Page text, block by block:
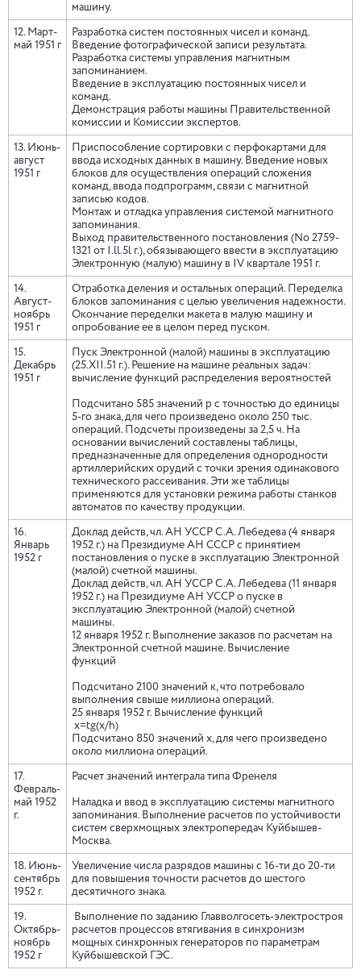
машину.
12. Март-
май 1951 г
Разработка систем постоянных чисел и команд.
Введение фотографической записи результата.
Разработка системы управления магнитным
запоминанием.
Введение в эксплуатацию постоянных чисел и
команд.
Демонстрация работы машины Правительственной
комиссии и Комиссии экспертов.
13. Июнь-
август
1951 г
Приспособление сортировки с перфокартами для
ввода исходных данных в машину. Введение новых
блоков для осуществления операций сложения
команд, ввода подпрограмм, связи с магнитной
записью кодов.
Монтаж и отладка управления системой магнитного
запоминания.
Выход правительственного постановления (No 2759-
1321 от I.ll.5l г.), обязывающего ввести в эксплуатацию
Электронную (малую) машину в IV квартале 1951 г.
14.
Август-
ноябрь
1951 г
Отработка деления и остальных операций. Переделка
блоков запоминания с целью увеличения надежности.
Окончание переделки макета в малую машину и
опробование ее в целом перед пуском.
15.
Декабрь
1951 г
Пуск Электронной (малой) машины в эксплуатацию
(25.XII.51 г.). Решение на машине реальных задач:
вычисление функций распределения вероятностей
Подсчитано 585 значений р с точностью до единицы
5-го знака, для чего произведено около 250 тыс.
операций. Подсчеты произведены за 2,5 ч. На
основании вычислений составлены таблицы,
предназначенные для определения однородности
артиллерийских орудий с точки зрения одинакового
технического рассеивания. Эти же таблицы
применяются для установки режима работы станков
автоматов по качеству продукции.
16.
Январь
1952 г
Доклад действ, чл. АН УССР С.А. Лебедева (4 января
1952 г.) на Президиуме АН СССР с принятием
постановления о пуске в эксплуатацию Электронной
(малой) счетной машины.
Доклад действ, чл. АН УССР С.А. Лебедева (11 января
1952 г.) на Президиуме АН УССР о пуске в
эксплуатацию Электронной (малой) счетной
машины.
12 января 1952 г. Выполнение заказов по расчетам на
Электронной счетной машине. Вычисление
функций
Подсчитано 2100 значений к, что потребовало
выполнения свыше миллиона операций.
25 января 1952 г. Вычисление функций
x=tg(x/h)
Подсчитано 850 значений х, для чего произведено
около миллиона операций.
17.
Февраль-
май 1952
г.
Расчет значений интеграла типа Френеля
Наладка и ввод в эксплуатацию системы магнитного
запоминания. Выполнение расчетов по устойчивости
систем сверхмощных электропередач Куйбышев-
Москва.
18. Июнь-
сентябрь
1952 г.
Увеличение числа разрядов машины с 16-ти до 20-ти
для повышения точности расчетов до шестого
десятичного знака.
19.
Октябрь-
ноябрь
1952 г
Выполнение по заданию Главволгосеть-электростроя
расчетов процессов втягивания в синхронизм
мощных синхронных генераторов по параметрам
Куйбышевской ГЭС.